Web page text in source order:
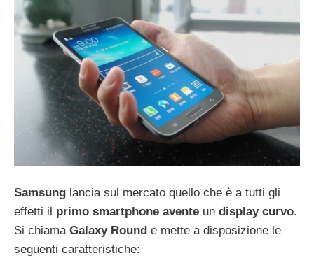
Samsung lancia sul mercato quello che è a tutti gli
effetti il primo smartphone avente un display curvo.
Si chiama Galaxy Round e mette a disposizione le
seguenti caratteristiche: